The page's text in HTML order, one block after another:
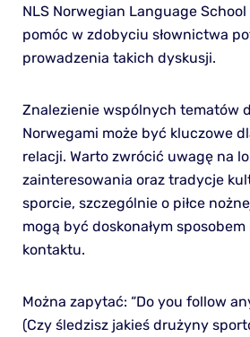
NLS Norwegian Language School
pomóc w zdobyciu słownictwa
prowadzenia takich dyskusji.
Znalezienie wspólnych tematów
Norwegami może być kluczowe
relacji. Warto zwrócić uwagę na
zainteresowania oraz tradycje
sporcie, szczególnie o piłce
mogą być doskonałym
kontaktu.
Można zapytać: “Do you follow
(Czy śledzisz jakieś drużyny